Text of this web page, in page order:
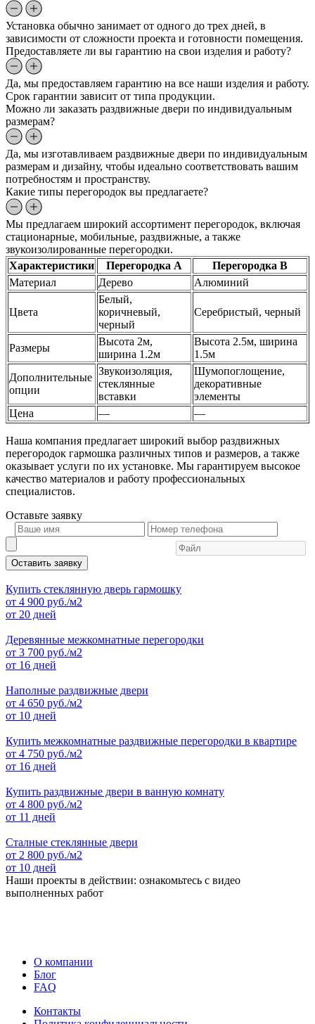
Установка обычно занимает от одного до трех дней, в
зависимости от сложности проекта и готовности помещения.
Предоставляете ли вы гарантию на свои изделия и работу?
Да, мы предоставляем гарантию на все наши изделия и работу.
Срок гарантии зависит от типа продукции.
Можно ли заказать раздвижные двери по индивидуальным
размерам?
Да, мы изготавливаем раздвижные двери по индивидуальным
размерам и дизайну, чтобы идеально соответствовать вашим
потребностям и пространству.
Какие типы перегородок вы предлагаете?
Мы предлагаем широкий ассортимент перегородок, включая
стационарные, мобильные, раздвижные, а также
звукоизолированные перегородки.
Характеристики
Перегородка A
Перегородка B
Материал
Дерево Алюминий
Цвета
Белый,
коричневый,
черный
Серебристый, черный
Размеры
Высота 2м,
ширина 1.2м
Высота 2.5м, ширина
1.5м
Дополнительные
опции
Звукоизоляция,
стеклянные
вставки
Шумопоглощение,
декоративные
элементы
Цена
— —
Наша компания предлагает широкий выбор раздвижных
перегородок гармошка различных типов и размеров, а также
оказывает услуги по их установке. Мы гарантируем высокое
качество материалов и работу профессиональных
специалистов.
Оставьте заявку
Оставить заявку
Купить стеклянную дверь гармошку
от 4 900 руб./м2
от 20 дней
Деревянные межкомнатные перегородки
от 3 700 руб./м2
от 16 дней
Наполные раздвижные двери
от 4 650 руб./м2
от 10 дней
Купить межкомнатные раздвижные перегородки в квартире
от 4 750 руб./м2
от 16 дней
Купить раздвижные двери в ванную комнату
от 4 800 руб./м2
от 11 дней
Сталные стеклянные двери
от 2 800 руб./м2
от 10 дней
Наши проекты в действии: ознакомьтесь с видео
выполненных работ
О компании
Блог
FAQ
Контакты